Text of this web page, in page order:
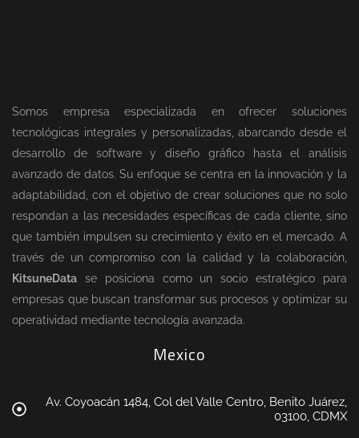
Somos empresa especializada en ofrecer soluciones
tecnológicas integrales y personalizadas, abarcando desde el
desarrollo de software y diseño gráfico hasta el análisis
avanzado de datos. Su enfoque se centra en la innovación y la
adaptabilidad, con el objetivo de crear soluciones que no solo
respondan a las necesidades específicas de cada cliente, sino
que también impulsen su crecimiento y éxito en el mercado. A
través de un compromiso con la calidad y la colaboración,
KitsuneData se posiciona como un socio estratégico para
empresas que buscan transformar sus procesos y optimizar su
operatividad mediante tecnología avanzada.
Mexico
Av. Coyoacán 1484, Col del Valle Centro, Benito Juárez,
03100, CDMX